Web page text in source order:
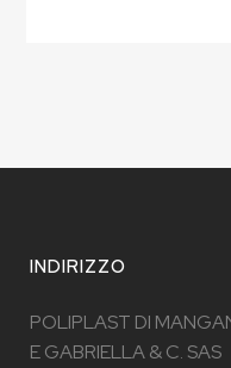
INDIRIZZO
POLIPLAST DI
E GABRIELLA & C. SAS